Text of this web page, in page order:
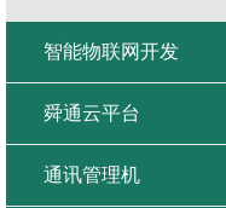
智能物联网开发
舜通云平台
通讯管理机